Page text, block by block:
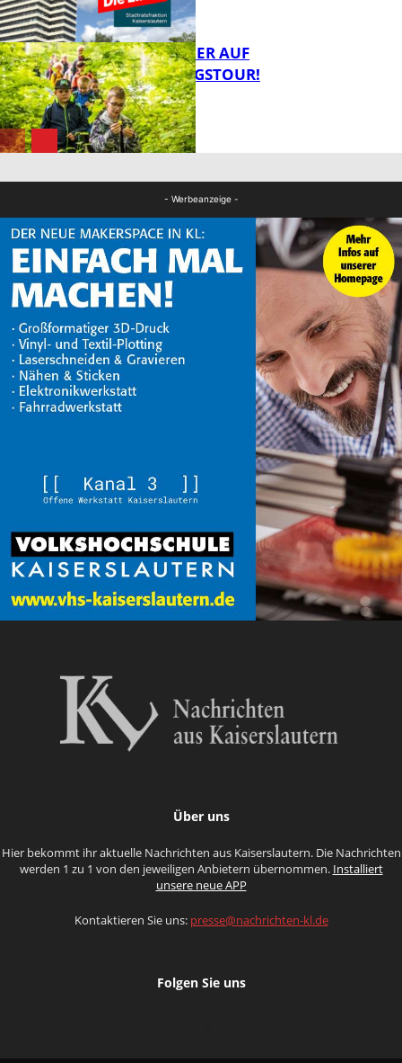
FB News
MIT DEM JÄGER AUF
ENTDECKUNGSTOUR!
- Werbeanzeige -
Über uns
Hier bekommt ihr aktuelle Nachrichten aus Kaiserslautern. Die Nachrichten
werden 1 zu 1 von den jeweiligen Anbietern übernommen. Installiert
unsere neue APP
Kontaktieren Sie uns: presse@nachrichten-kl.de
Folgen Sie uns